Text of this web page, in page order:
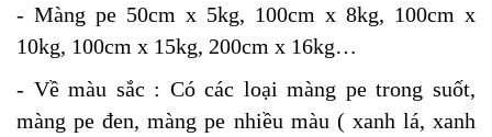
- Màng pe 50cm x 5kg, 100cm x 8kg, 100cm x
10kg, 100cm x 15kg, 200cm x 16kg…
- Về màu sắc : Có các loại màng pe trong suốt,
màng pe đen, màng pe nhiều màu ( xanh lá, xanh